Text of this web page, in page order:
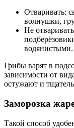
Отваривать:
волнушки,
Не
водянистыми.
Грибы варят в
зависимости от
остужают и
Заморозка
Такой способ